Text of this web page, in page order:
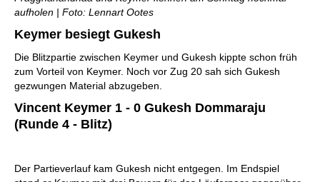
aufholen | Foto: Lennart Ootes
Keymer besiegt Gukesh
Die Blitzpartie zwischen Keymer und Gukesh kippte schon früh
zum Vorteil von Keymer. Noch vor Zug 20 sah sich Gukesh
gezwungen Material abzugeben.
Vincent Keymer 1 - 0 Gukesh Dommaraju
(Runde 4 - Blitz)
Der Partieverlauf kam Gukesh nicht entgegen. Im Endspiel